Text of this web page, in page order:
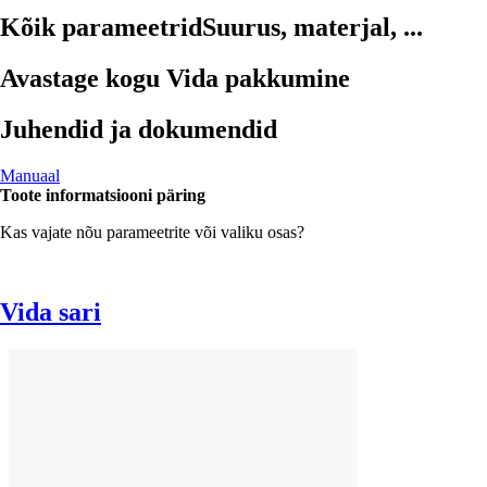
Kõik parameetridSuurus, materjal, ...
Avastage kogu Vida pakkumine
Juhendid ja dokumendid
Manuaal
Toote informatsiooni päring
Kas vajate nõu parameetrite või valiku osas?
Vida sari